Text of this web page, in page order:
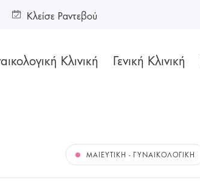
Κλινική Γενική Κλινική
Κλείσε Ραντεβού
ΜΑΙΕΥΤΙΚΉ - ΓΥΝΑΙΚΟΛΟΓΙΚΉ